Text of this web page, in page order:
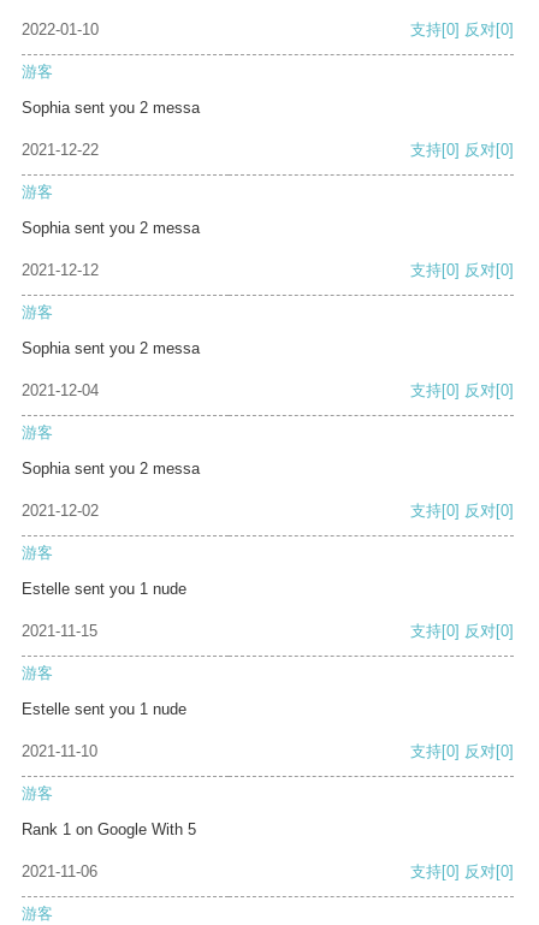
2022-01-10 支持[0] 反对[0]
游客
Sophia sent you 2 messa
2021-12-22 支持[0] 反对[0]
游客
Sophia sent you 2 messa
2021-12-12 支持[0] 反对[0]
游客
Sophia sent you 2 messa
2021-12-04 支持[0] 反对[0]
游客
Sophia sent you 2 messa
2021-12-02 支持[0] 反对[0]
游客
Estelle sent you 1 nude
2021-11-15 支持[0] 反对[0]
游客
Estelle sent you 1 nude
2021-11-10 支持[0] 反对[0]
游客
Rank 1 on Google With 5
2021-11-06 支持[0] 反对[0]
游客